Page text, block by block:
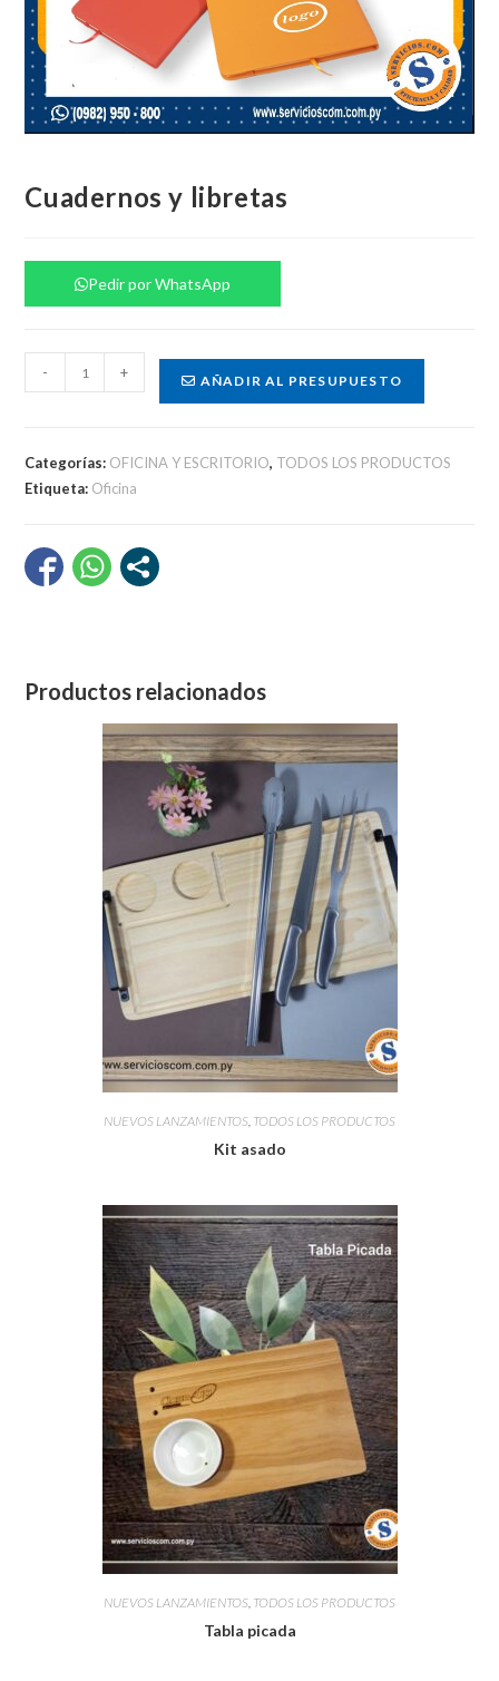
Cuadernos y libretas
Pedir por WhatsApp
Cuadernos
y
- + AÑADIR AL PRESUPUESTO
Categorías: OFICINA Y ESCRITORIO, TODOS LOS PRODUCTOS
Etiqueta: Oficina
Productos relacionados
NUEVOS LANZAMIENTOS, TODOS LOS PRODUCTOS
Kit asado
NUEVOS LANZAMIENTOS TODOS LOS PRODUCTOS
Tabla picada